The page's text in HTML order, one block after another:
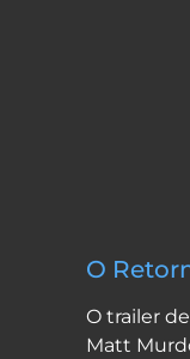
O
O trailer
Matt